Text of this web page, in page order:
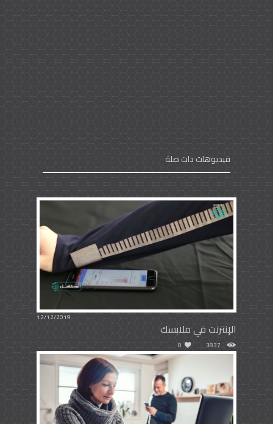
فيديوهات ذات صلة
12/12/2019
الإنترنت في ملابسك
3837
0